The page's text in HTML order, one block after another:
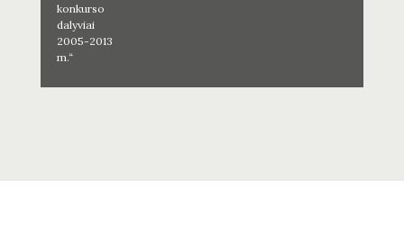
konkurso
dalyviai
2005-2013
m.“